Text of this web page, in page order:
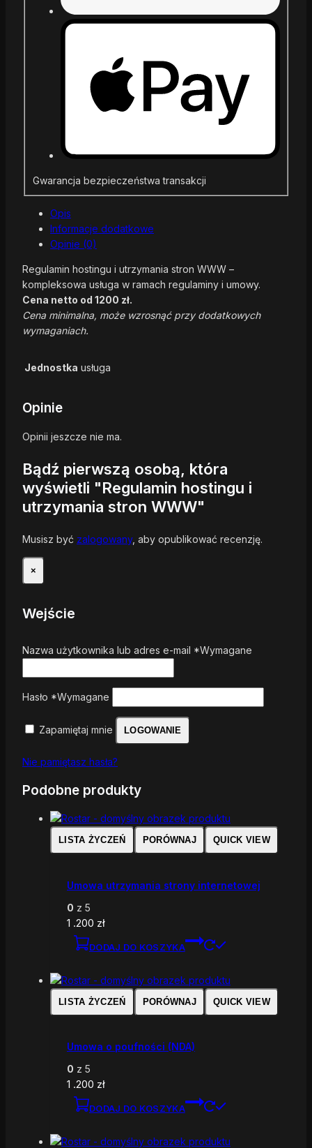
Gwarancja bezpieczeństwa transakcji
Opis
Informacje dodatkowe
Opinie (0)
Regulamin hostingu i utrzymania stron WWW –
kompleksowa usługa w ramach regulaminy i umowy.
Cena netto od 1200 zł.
Cena minimalna, może wzrosnąć przy dodatkowych
wymaganiach.
Jednostka usługa
Opinie
Opinii jeszcze nie ma.
Bądź pierwszą osobą, która
wyświetli "Regulamin hostingu i
utrzymania stron WWW"
Musisz być zalogowany, aby opublikować recenzję.
×
Wejście
Nazwa użytkownika lub adres e-mail *Wymagane
Hasło *Wymagane
Zapamiętaj mnie LOGOWANIE
Nie pamiętasz hasła?
Podobne produkty
LISTA ŻYCZEŃ PORÓWNAJ QUICK VIEW
Umowa utrzymania strony internetowej
0 z 5
1 .200 zł
DODAJ DO KOSZYKA
LISTA ŻYCZEŃ PORÓWNAJ QUICK VIEW
Umowa o poufności (NDA)
0 z 5
1 .200 zł
DODAJ DO KOSZYKA